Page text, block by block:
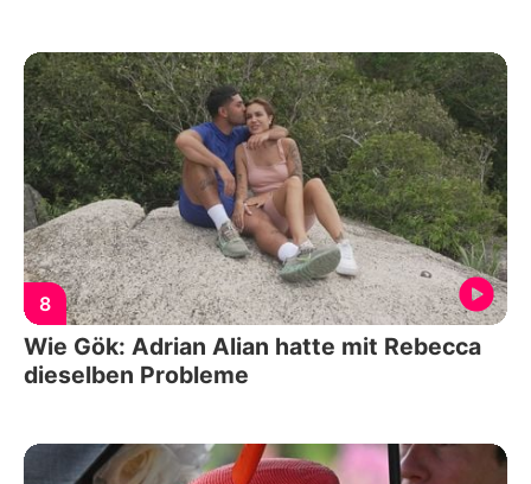
8
Wie Gök: Adrian Alian hatte mit Rebecca
dieselben Probleme